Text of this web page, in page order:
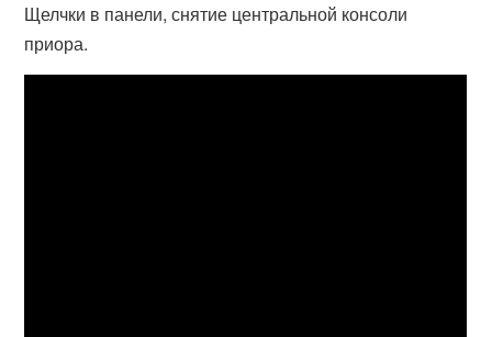
Щелчки в панели, снятие центральной консоли
приора.